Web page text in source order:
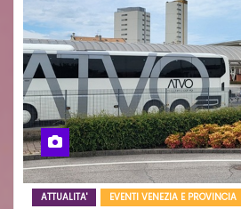
ATTUALITA' EVENTI VENEZIA E PROVINCIA